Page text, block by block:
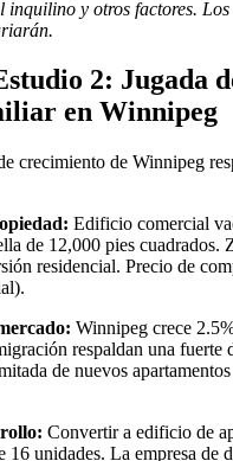
inquilino y otros factores. Los
2: Jugada
en Winnipeg
crecimiento de Winnipeg
Edificio comercial
de 12,000 pies cuadrados.
residencial. Precio de
Winnipeg crece
respaldan una fuerte
de nuevos apartamentos
Convertir a edificio de
16 unidades. La empresa de